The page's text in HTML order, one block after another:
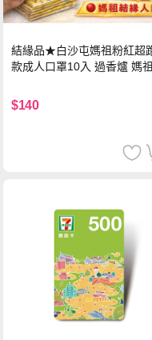
結緣品★白沙屯媽祖粉紅超
款成人口罩10入 過香爐 媽
$140